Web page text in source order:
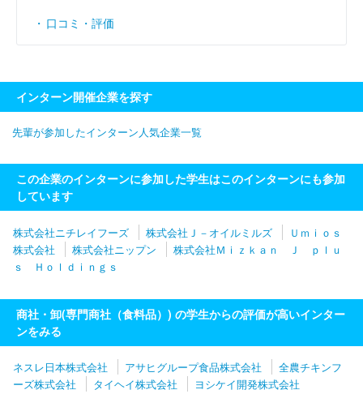
口コミ・評価
インターン開催企業を探す
先輩が参加したインターン人気企業一覧
この企業のインターンに参加した学生はこのインターンにも参加
しています
株式会社ニチレイフーズ 株式会社Ｊ－オイルミルズ
Ｕｍｉｏｓ
株式会社
株式会社ニップン
株式会社Ｍｉｚｋａｎ Ｊ ｐｌｕ
ｓ Ｈｏｌｄｉｎｇｓ
商社・卸(専門商社（食料品）) の学生からの評価が高いインター
ンをみる
ネスレ日本株式会社 アサヒグループ食品株式会社
全農チキンフ
ーズ株式会社
タイヘイ株式会社 ヨシケイ開発株式会社